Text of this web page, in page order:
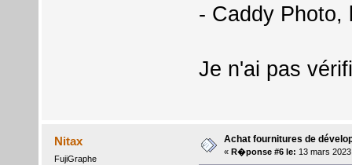
- Caddy Photo,
Je n'ai pas
Nitax
FujiGraphe
Achat fournitures de
« R�ponse #6 le: 13 mars